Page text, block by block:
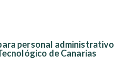
personal administrativo
de Canarias